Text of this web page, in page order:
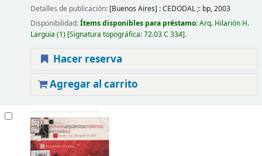
Detalles de publicación: [Buenos Aires] :CEDODAL ;: bp,2003
Disponibilidad:Ítems disponibles para préstamo:Arq. Hilarión H.
Larguia (1) Signatura topográfica:72.03 C 334 .
Hacer reserva
Agregar al carrito